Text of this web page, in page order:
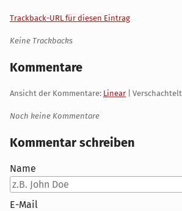
Trackback-URL für diesen Eintrag
Keine Trackbacks
Kommentare
Ansicht der Kommentare: Linear | Verschachtelt
Noch keine Kommentare
Kommentar schreiben
Name
E-Mail